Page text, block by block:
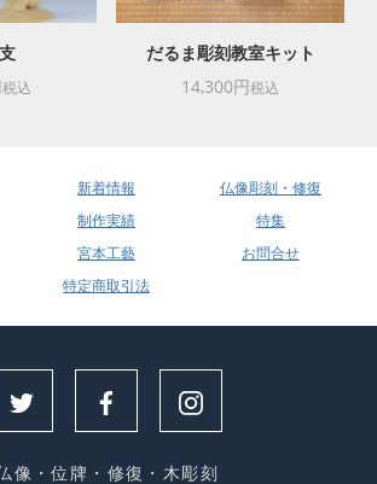
税込
だるま彫刻教室キット
14,300円税込
新着情報
仏像彫刻・修復
制作実績
特集
宮本工藝
お問合せ
特定商取引法
像・位牌・修復・木彫刻